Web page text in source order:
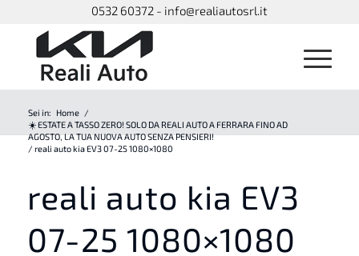
0532 60372 - info@realiautosrl.it
Sei in: Home /
☀️ ESTATE A TASSO ZERO! SOLO DA REALI AUTO A FERRARA FINO AD
AGOSTO, LA TUA NUOVA AUTO SENZA PENSIERI!
/ reali auto kia EV3 07-25 1080×1080
reali auto kia EV3
07-25 1080×1080